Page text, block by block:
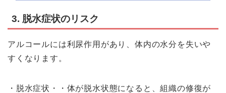
3. 脱水症状のリスク
アルコールには利尿作用があり、体内の水分を失いや
すくなります。
・脱水症状・・体が脱水状態になると、組織の修復が